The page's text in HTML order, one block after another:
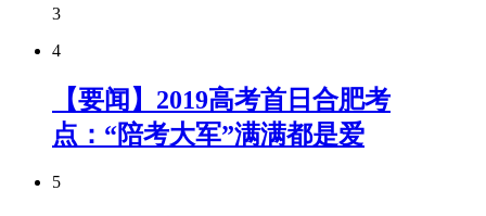
3
4
【要闻】2019高考首日合肥考
点：“陪考大军”满满都是爱
5